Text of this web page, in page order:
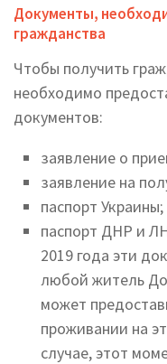
Документы,
гражданства
Чтобы получить
необходимо
документов:
заявление о
заявление на
паспорт Украины;
паспорт ДНР и
2019 года эти
любой житель
может
проживании на
случае, этот